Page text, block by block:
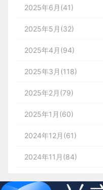
2025年6月(41)
2025年5月(32)
2025年4月(94)
2025年3月(118)
2025年2月(79)
2025年1月(60)
2024年12月(61)
2024年11月(84)